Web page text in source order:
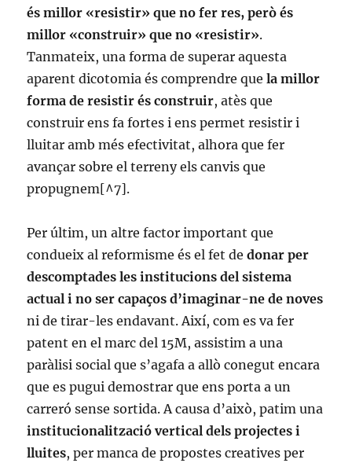
és millor «resistir» que no fer res, però és
millor «construir» que no «resistir».
Tanmateix, una forma de superar aquesta
aparent dicotomia és comprendre quela millor
forma de resistir és construir, atès que
construir ens fa fortes i ens permet resistir i
lluitar amb més efectivitat, alhora que fer
avançar sobre el terreny els canvis que
propugnem[^7].
Per últim, un altre factor important que
condueix al reformisme és el fet dedonar per
descomptades les institucions del sistema
actual i no ser capaços d’imaginar-ne de noves
ni de tirar-les endavant. Així, com es va fer
patent en el marc del 15M, assistim a una
paràlisi social que s’agafa a allò conegut encara
que es pugui demostrar que ens porta a un
carreró sense sortida. A causa d’això, patim una
institucionalització vertical dels projectes i
lluites, per manca de propostes creatives per